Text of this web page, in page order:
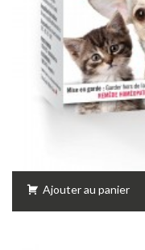
Ajouter au panier